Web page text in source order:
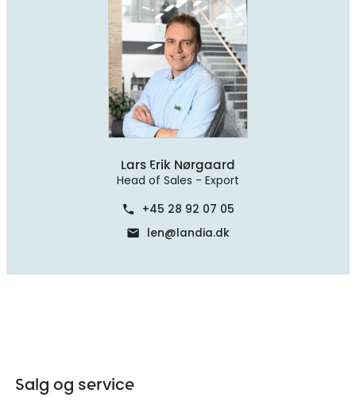
Lars Erik Nørgaard
Head of Sales - Export
phone +45 28 92 07 05
mail len@landia.dk
Salg og service